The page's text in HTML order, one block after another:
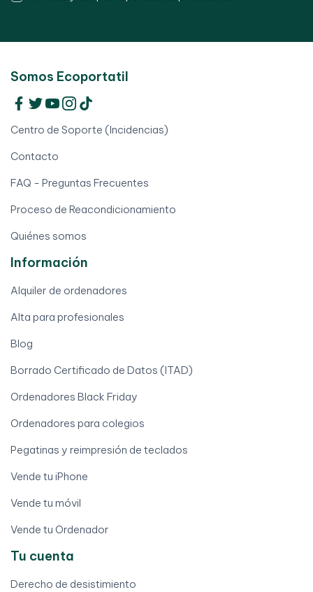
Somos Ecoportatil
Centro de Soporte (Incidencias)
Contacto
FAQ - Preguntas Frecuentes
Proceso de Reacondicionamiento
Quiénes somos
Información
Alquiler de ordenadores
Alta para profesionales
Blog
Borrado Certificado de Datos (ITAD)
Ordenadores Black Friday
Ordenadores para colegios
Pegatinas y reimpresión de teclados
Vende tu iPhone
Vende tu móvil
Vende tu Ordenador
Tu cuenta
Derecho de desistimiento